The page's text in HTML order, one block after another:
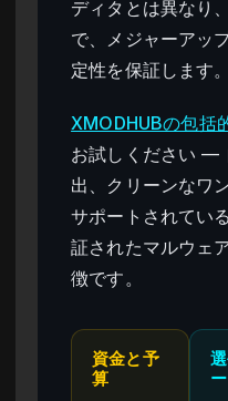
ディタとは異なり
で、メジャーアッ
定性を保証します。
XMODHUBの包括
お試しください —
出、クリーンなワ
サポートされてい
証されたマルウェ
徴です。
資金と予
算